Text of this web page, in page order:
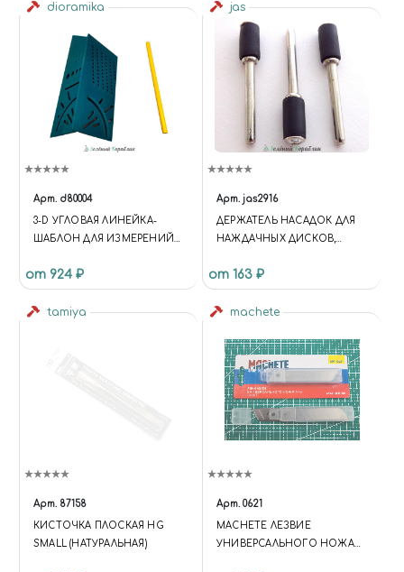
dioramika
Арт. d80004
3-D УГЛОВАЯ ЛИНЕЙКА-
ШАБЛОН ДЛЯ ИЗМЕРЕНИЙ
от 924 ₽
jas
Арт. jas2916
ДЕРЖАТЕЛЬ НАСАДОК ДЛЯ
НАЖДАЧНЫХ ДИСКОВ,
ММ, H 13 ММ, 3 ШТ./УП.,
БЛИСТЕР
от 163 ₽
tamiya
Арт. 87158
КИСТОЧКА ПЛОСКАЯ HG
SMALL (НАТУРАЛЬНАЯ)
machete
Арт. 0621
MACHETE ЛЕЗВИЕ
УНИВЕРСАЛЬНОГО НОЖА